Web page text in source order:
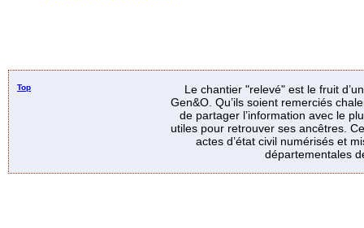
Top
Le chantier "relevé" est le fruit
Gen&O. Qu’ils soient remerciés
de partager l’information avec le
utiles pour retrouver ses ancêtres.
actes d’état civil numérisés et
départementales